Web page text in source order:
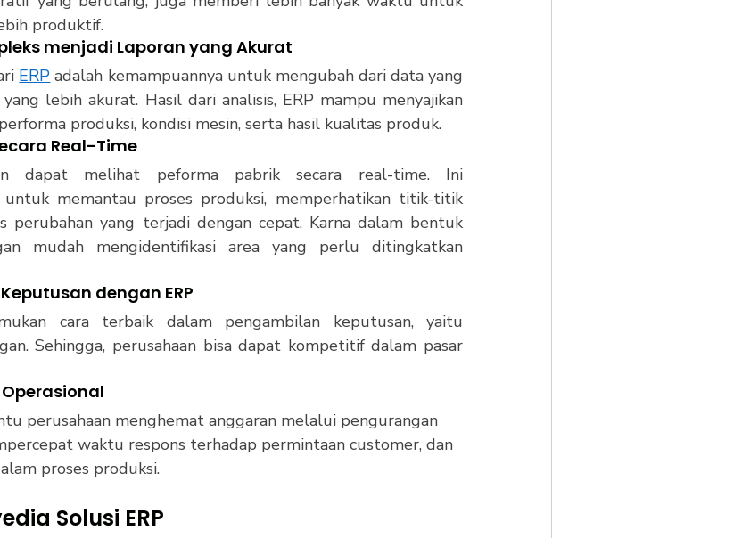
produktif.
menjadi Laporan yang Akurat
ERP adalah kemampuannya untuk mengubah dari data yang
lebih akurat. Hasil dari analisis, ERP mampu menyajikan
produksi, kondisi mesin, serta hasil kualitas produk.
Real-Time
dapat melihat peforma pabrik secara real-time. Ini
untuk memantau proses produksi, memperhatikan titik-titik
perubahan yang terjadi dengan cepat. Karna dalam bentuk
mudah mengidentifikasi area yang perlu ditingkatkan
dengan ERP
cara terbaik dalam pengambilan keputusan, yaitu
Sehingga, perusahaan bisa dapat kompetitif dalam pasar
perusahaan menghemat anggaran melalui pengurangan
waktu respons terhadap permintaan customer, dan
proses produksi.
Solusi ERP